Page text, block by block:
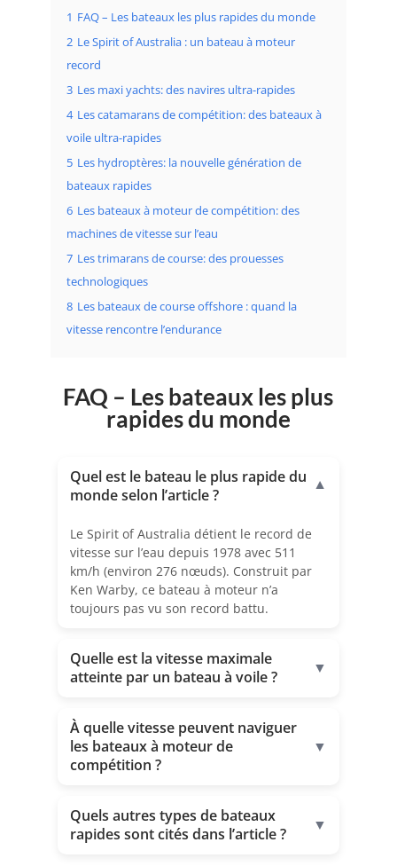
1 FAQ – Les bateaux les plus rapides du monde
2 Le Spirit of Australia : un bateau à moteur
record
3 Les maxi yachts: des navires ultra-rapides
4 Les catamarans de compétition: des bateaux à
voile ultra-rapides
5 Les hydroptères: la nouvelle génération de
bateaux rapides
6 Les bateaux à moteur de compétition: des
machines de vitesse sur l’eau
7 Les trimarans de course: des prouesses
technologiques
8 Les bateaux de course offshore : quand la
vitesse rencontre l’endurance
FAQ – Les bateaux les plus
rapides du monde
Quel est le bateau le plus rapide du
monde selon l’article ?
▼
Le Spirit of Australia détient le record de
vitesse sur l’eau depuis 1978 avec 511
km/h (environ 276 nœuds). Construit par
Ken Warby, ce bateau à moteur n’a
toujours pas vu son record battu.
Quelle est la vitesse maximale
atteinte par un bateau à voile ?
▼
À quelle vitesse peuvent naviguer
les bateaux à moteur de
compétition ?
▼
Quels autres types de bateaux
rapides sont cités dans l’article ?
▼